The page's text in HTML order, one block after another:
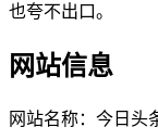
也夸不出口。
网站信息
网站名称： 今日头